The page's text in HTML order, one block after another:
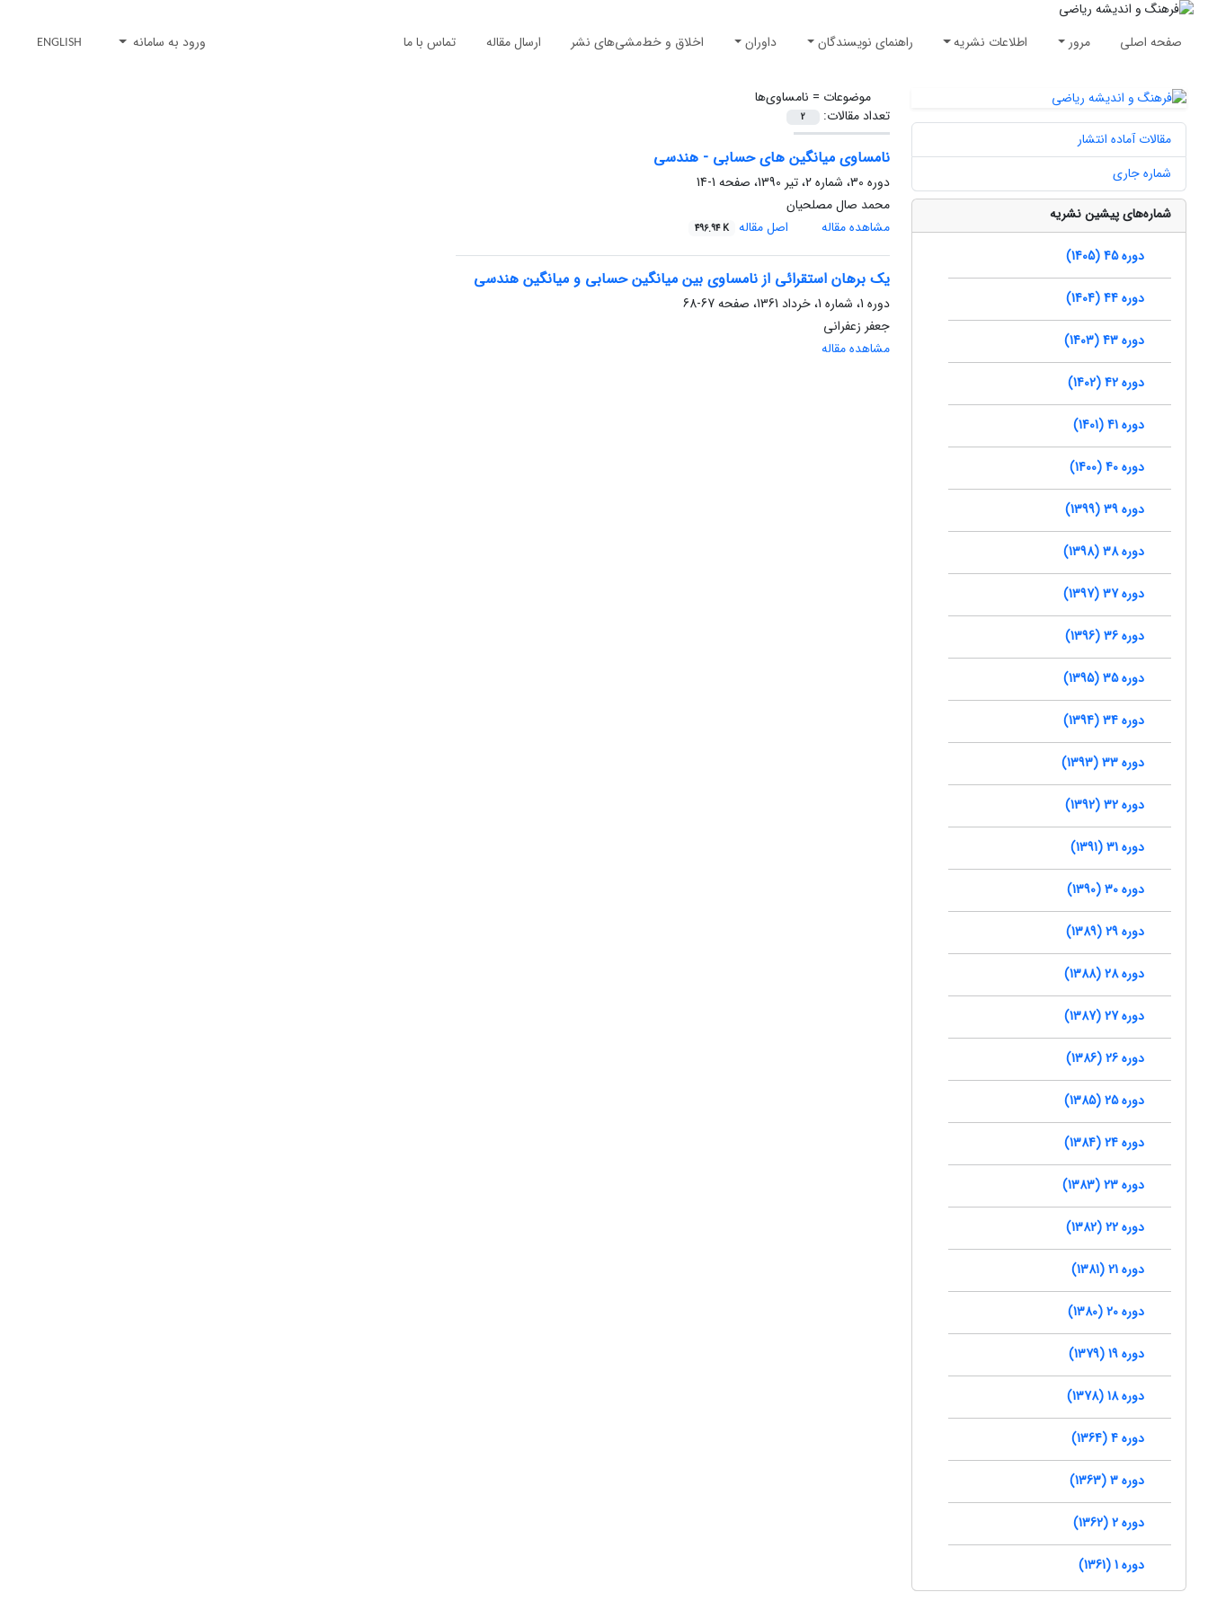
صفحه اصلی مرور اطلاعات نشریه راهنمای نویسندگان داوران اخلاق و خط‌مشی‌های نشر ارسال مقاله تماس با ما ورود به سامانه ENGLISH
موضوعات = نامساوی‌ها
تعداد مقالات:
2
نامساوی میانگین های حسابی - هندسی
دوره 30، شماره 2، تیر 1390، صفحه
1-14
محمد صال مصلحیان
مشاهده مقاله
اصل مقاله 496.94 K
یک برهان استقرائی از نامساوی بین میانگین حسابی و میانگین هندسی
دوره 1، شماره 1، خرداد 1361، صفحه
67-68
جعفر زعفرانی
مشاهده مقاله
مقالات آماده انتشار
شماره جاری
شماره‌های پیشین نشریه
دوره 45 (1405)
دوره 44 (1404)
دوره 43 (1403)
دوره 42 (1402)
دوره 41 (1401)
دوره 40 (1400)
دوره 39 (1399)
دوره 38 (1398)
دوره 37 (1397)
دوره 36 (1396)
دوره 35 (1395)
دوره 34 (1394)
دوره 33 (1393)
دوره 32 (1392)
دوره 31 (1391)
دوره 30 (1390)
دوره 29 (1389)
دوره 28 (1388)
دوره 27 (1387)
دوره 26 (1386)
دوره 25 (1385)
دوره 24 (1384)
دوره 23 (1383)
دوره 22 (1382)
دوره 21 (1381)
دوره 20 (1380)
دوره 19 (1379)
دوره 18 (1378)
دوره 4 (1364)
دوره 3 (1363)
دوره 2 (1362)
دوره 1 (1361)